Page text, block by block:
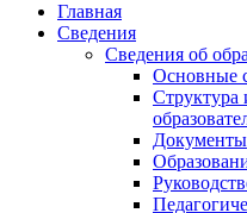
Главная
Сведения
Сведения об
Основные
Структура
Документы